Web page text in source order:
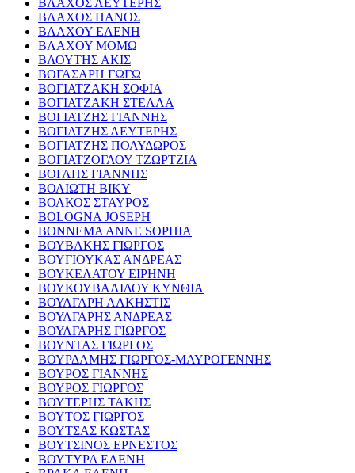
ΒΛΑΧΟΣ ΛΕΥΤΕΡΗΣ
ΒΛΑΧΟΣ ΠΑΝΟΣ
ΒΛΑΧΟΥ ΕΛΕΝΗ
ΒΛΑΧΟΥ ΜΟΜΩ
ΒΛΟΥΤΗΣ ΑΚΙΣ
ΒΟΓΑΣΑΡΗ ΓΩΓΩ
ΒΟΓΙΑΤΖΑΚΗ ΣΟΦΙΑ
ΒΟΓΙΑΤΖΑΚΗ ΣΤΕΛΛΑ
ΒΟΓΙΑΤΖΗΣ ΓΙΑΝΝΗΣ
ΒΟΓΙΑΤΖΗΣ ΛΕΥΤΕΡΗΣ
ΒΟΓΙΑΤΖΗΣ ΠΟΛΥΔΩΡΟΣ
ΒΟΓΙΑΤΖΟΓΛΟΥ ΤΖΩΡΤΖΙΑ
ΒΟΓΛΗΣ ΓΙΑΝΝΗΣ
ΒΟΛΙΩΤΗ ΒΙΚΥ
ΒΟΛΚΟΣ ΣΤΑΥΡΟΣ
BOLOGNA JOSEPH
BONNEMA ANNE SOPHIA
ΒΟΥΒΑΚΗΣ ΓΙΩΡΓΟΣ
ΒΟΥΓΙΟΥΚΑΣ ΑΝΔΡΕΑΣ
ΒΟΥΚΕΛΑΤΟΥ ΕΙΡΗΝΗ
ΒΟΥΚΟΥΒΑΛΙΔΟΥ ΚΥΝΘΙΑ
ΒΟΥΛΓΑΡΗ ΑΛΚΗΣΤΙΣ
ΒΟΥΛΓΑΡΗΣ ΑΝΔΡΕΑΣ
ΒΟΥΛΓΑΡΗΣ ΓΙΩΡΓΟΣ
ΒΟΥΝΤΑΣ ΓΙΩΡΓΟΣ
ΒΟΥΡΔΑΜΗΣ ΓΙΩΡΓΟΣ-ΜΑΥΡΟΓΕΝΝΗΣ
ΒΟΥΡΟΣ ΓΙΑΝΝΗΣ
ΒΟΥΡΟΣ ΓΙΩΡΓΟΣ
ΒΟΥΤΕΡΗΣ ΤΑΚΗΣ
ΒΟΥΤΟΣ ΓΙΩΡΓΟΣ
ΒΟΥΤΣΑΣ ΚΩΣΤΑΣ
ΒΟΥΤΣΙΝΟΣ ΕΡΝΕΣΤΟΣ
ΒΟΥΤΥΡΑ ΕΛΕΝΗ